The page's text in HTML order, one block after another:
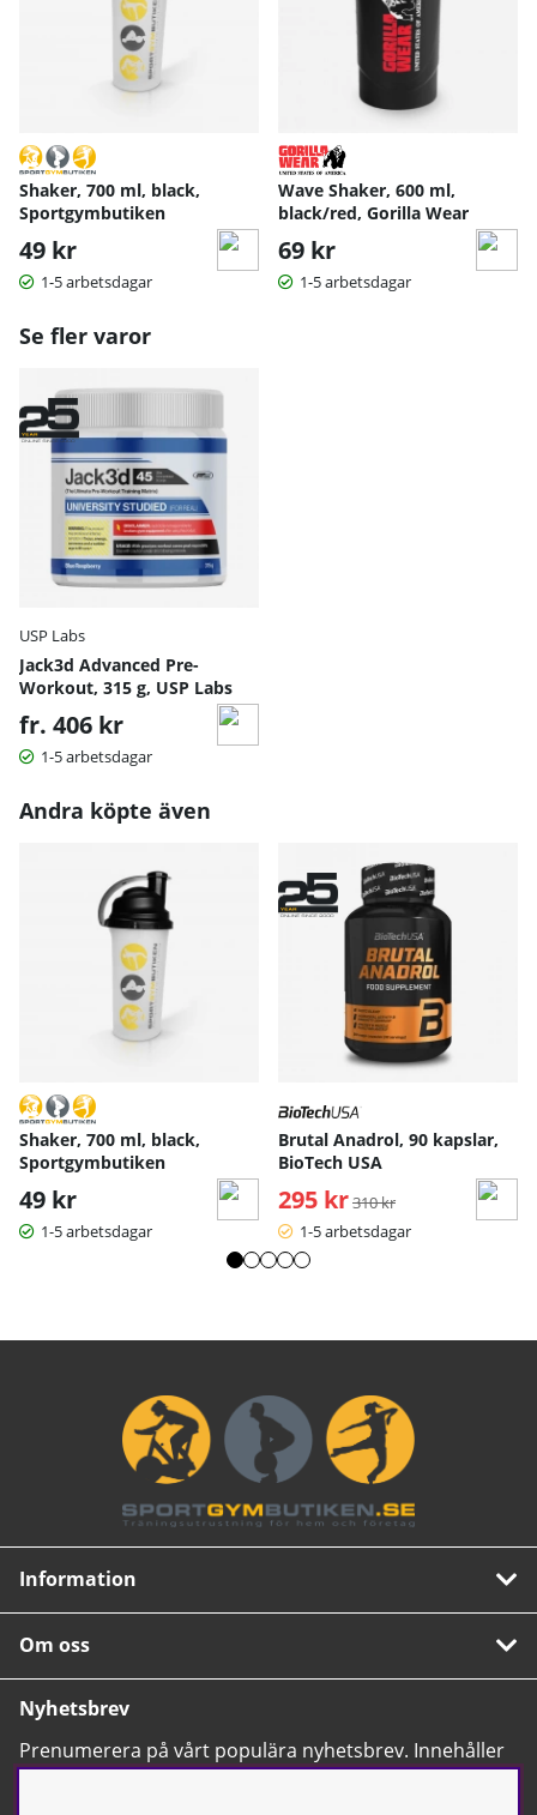
Shaker, 700 ml, black,
Sportgymbutiken
49 kr
1-5 arbetsdagar
Wave Shaker, 600 ml,
black/red, Gorilla Wear
69 kr
1-5 arbetsdagar
Se fler varor
USP Labs
Jack3d Advanced Pre-
Workout, 315 g, USP Labs
fr. 406 kr
1-5 arbetsdagar
Andra köpte även
Shaker, 700 ml, black,
Sportgymbutiken
49 kr
1-5 arbetsdagar
Brutal Anadrol, 90 kapslar,
BioTech USA
295 kr Ordinarie pris:
310 kr
1-5 arbetsdagar
Information
Om oss
Nyhetsbrev
Prenumerera på vårt populära nyhetsbrev. Innehåller
tips, nyheter och våra allra bästa erbjudanden.